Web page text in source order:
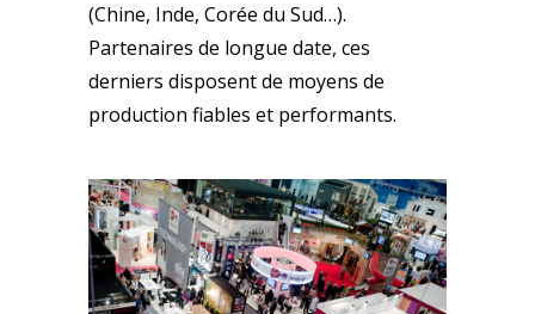
(Chine, Inde, Corée du Sud…).
Partenaires de longue date, ces
derniers disposent de moyens de
production fiables et performants.